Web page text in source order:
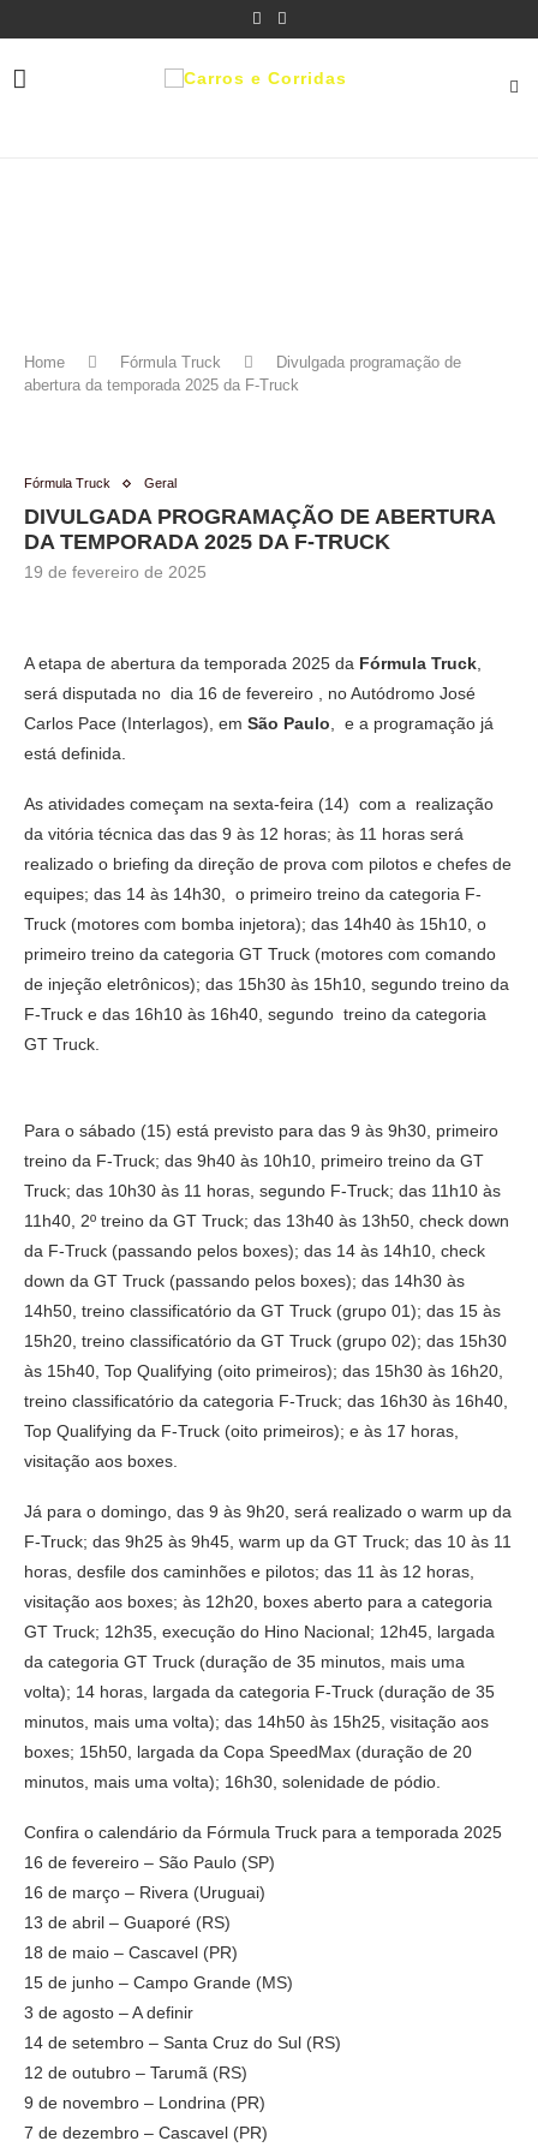
Home Fórmula Truck
Divulgada programação de
abertura da temporada 2025 da F-Truck
Fórmula Truck Geral
DIVULGADA PROGRAMAÇÃO DE ABERTURA
DA TEMPORADA 2025 DA F-TRUCK
19 de fevereiro de 2025
A etapa de abertura da temporada 2025 da Fórmula Truck
será disputada no dia 16 de fevereiro , no Autódromo José
Carlos Pace (Interlagos), em São Paulo , e a programação já
está definida.
As atividades começam na sexta-feira (14) com a realização
da vitória técnica das das 9 às 12 horas; às 11 horas será
realizado o briefing da direção de prova com pilotos e chefes de
equipes; das 14 às 14h30, o primeiro treino da categoria F-
Truck (motores com bomba injetora); das 14h40 às 15h10, o
primeiro treino da categoria GT Truck (motores com comando
de injeção eletrônicos); das 15h30 às 15h10, segundo treino da
F-Truck e das 16h10 às 16h40, segundo treino da categoria
GT Truck.
Para o sábado (15) está previsto para das 9 às 9h30, primeiro
treino da F-Truck; das 9h40 às 10h10, primeiro treino da GT
Truck; das 10h30 às 11 horas, segundo F-Truck; das 11h10 às
11h40, 2º treino da GT Truck; das 13h40 às 13h50, check down
da F-Truck (passando pelos boxes); das 14 às 14h10, check
down da GT Truck (passando pelos boxes); das 14h30 às
14h50, treino classificatório da GT Truck (grupo 01); das 15 às
15h20, treino classificatório da GT Truck (grupo 02); das 15h30
às 15h40, Top Qualifying (oito primeiros); das 15h30 às 16h20,
treino classificatório da categoria F-Truck; das 16h30 às 16h40,
Top Qualifying da F-Truck (oito primeiros); e às 17 horas,
visitação aos boxes.
Já para o domingo, das 9 às 9h20, será realizado o warm up da
F-Truck; das 9h25 às 9h45, warm up da GT Truck; das 10 às 11
horas, desfile dos caminhões e pilotos; das 11 às 12 horas,
visitação aos boxes; às 12h20, boxes aberto para a categoria
GT Truck; 12h35, execução do Hino Nacional; 12h45, largada
da categoria GT Truck (duração de 35 minutos, mais uma
volta); 14 horas, largada da categoria F-Truck (duração de 35
minutos, mais uma volta); das 14h50 às 15h25, visitação aos
boxes; 15h50, largada da Copa SpeedMax (duração de 20
minutos, mais uma volta); 16h30, solenidade de pódio.
Confira o calendário da Fórmula Truck para a temporada 2025
16 de fevereiro – São Paulo (SP)
16 de março – Rivera (Uruguai)
13 de abril – Guaporé (RS)
18 de maio – Cascavel (PR)
15 de junho – Campo Grande (MS)
3 de agosto – A definir
14 de setembro – Santa Cruz do Sul (RS)
12 de outubro – Tarumã (RS)
9 de novembro – Londrina (PR)
7 de dezembro – Cascavel (PR)